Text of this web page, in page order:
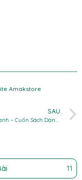
Amakstore
SAU
Trưởng Thành – Cuốn Sách Dành Cho Những Ai Đang Hoang Mang Trong Sự Nghiệp
11